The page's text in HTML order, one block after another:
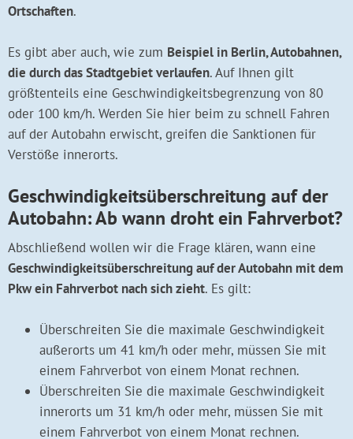
Ortschaften.
Es gibt aber auch, wie zum Beispiel in Berlin, Autobahnen,
die durch das Stadtgebiet verlaufen. Auf Ihnen gilt
größtenteils eine Geschwindigkeitsbegrenzung von 80
oder 100 km/h. Werden Sie hier beim zu schnell Fahren
auf der Autobahn erwischt, greifen die Sanktionen für
Verstöße innerorts.
Geschwindigkeitsüberschreitung auf der
Autobahn: Ab wann droht ein Fahrverbot?
Abschließend wollen wir die Frage klären, wann eine
Geschwindigkeitsüberschreitung auf der Autobahn mit dem
Pkw ein Fahrverbot nach sich zieht. Es gilt:
Überschreiten Sie die maximale Geschwindigkeit
außerorts um 41 km/h oder mehr, müssen Sie mit
einem Fahrverbot von einem Monat rechnen.
Überschreiten Sie die maximale Geschwindigkeit
innerorts um 31 km/h oder mehr, müssen Sie mit
einem Fahrverbot von einem Monat rechnen.